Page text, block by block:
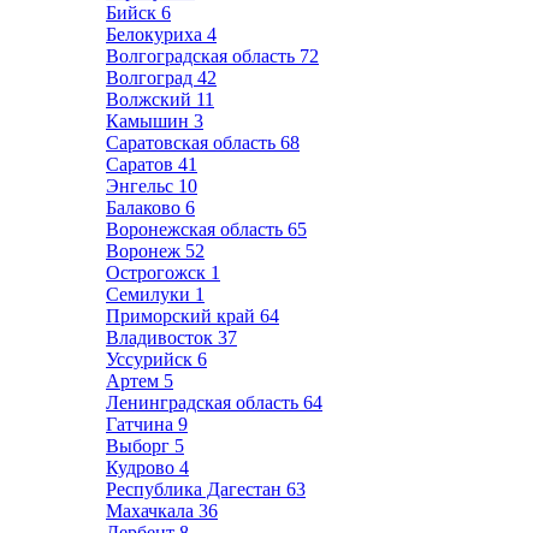
Бийск 6
Белокуриха 4
Волгоградская область 72
Волгоград 42
Волжский 11
Камышин 3
Саратовская область 68
Саратов 41
Энгельс 10
Балаково 6
Воронежская область 65
Воронеж 52
Острогожск 1
Семилуки 1
Приморский край 64
Владивосток 37
Уссурийск 6
Артем 5
Ленинградская область 64
Гатчина 9
Выборг 5
Кудрово 4
Республика Дагестан 63
Махачкала 36